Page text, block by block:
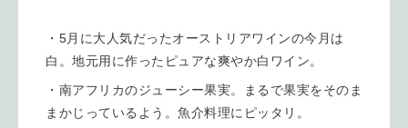
・5月に大人気だったオーストリアワインの今月は
白。地元用に作ったピュアな爽やか白ワイン。
・南アフリカのジューシー果実。まるで果実をそのま
まかじっているよう。魚介料理にピッタリ。